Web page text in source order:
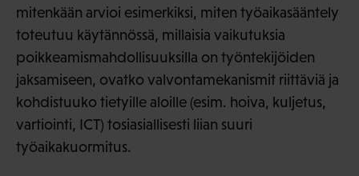
mitenkään arvioi esimerkiksi, miten työaikasääntely
toteutuu käytännössä, millaisia vaikutuksia
poikkeamismahdollisuuksilla on työntekijöiden
jaksamiseen, ovatko valvontamekanismit riittäviä ja
kohdistuuko tietyille aloille (esim. hoiva, kuljetus,
vartiointi, ICT) tosiasiallisesti liian suuri
työaikakuormitus.